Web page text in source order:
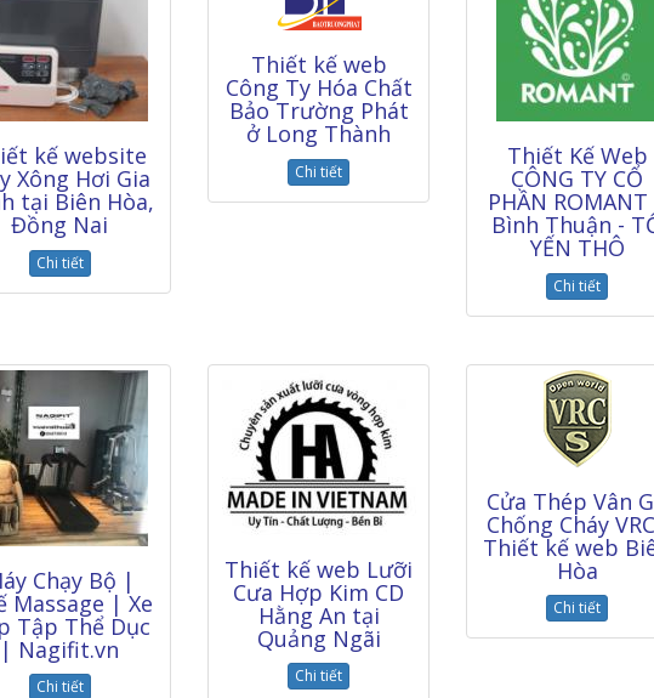
kế website
Xông Hơi Gia
tại Biên Hòa,
Đồng Nai
Chi tiết
Thiết kế web
Công Ty Hóa Chất
Bảo Trường Phát
ở Long Thành
Chi tiết
Thiết Kế Web
CÔNG TY CỔ
PHẦN
Bình Thuận -
YẾN THÔ
Chi tiết
Chạy Bộ |
Massage | Xe
Tập Thể Dục
| Nagifit.vn
Chi tiết
Thiết kế web Lưỡi
Cưa Hợp Kim CD
Hằng An tại
Quảng Ngãi
Chi tiết
Cửa Thép Vân
Chống Cháy
Thiết kế web
Hòa
Chi tiết